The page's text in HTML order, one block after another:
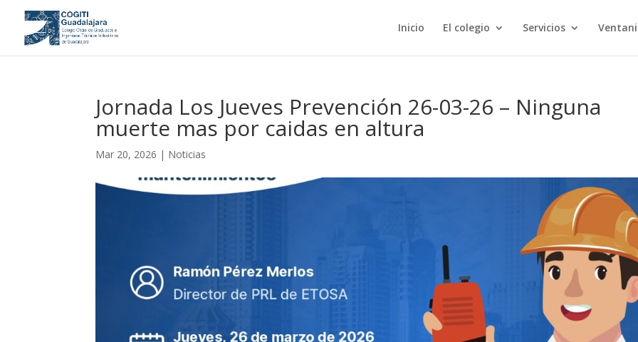
Inicio El colegio Servicios
Jornada Los Jueves Prevención 26-03-26 – Ninguna
muerte mas por caidas en altura
Mar 20, 2026 | Noticias